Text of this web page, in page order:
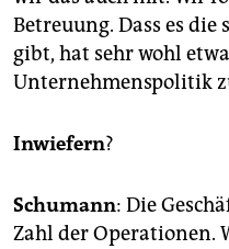
Betreuung. Dass es
gibt, hat sehr wohl
Unternehmenspolitik
Inwiefern?
Schumann: Die
Zahl der Operationen.